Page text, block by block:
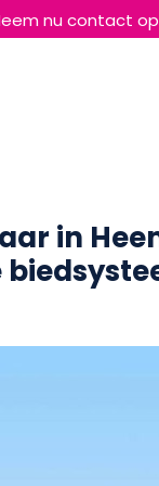
nu contact
in